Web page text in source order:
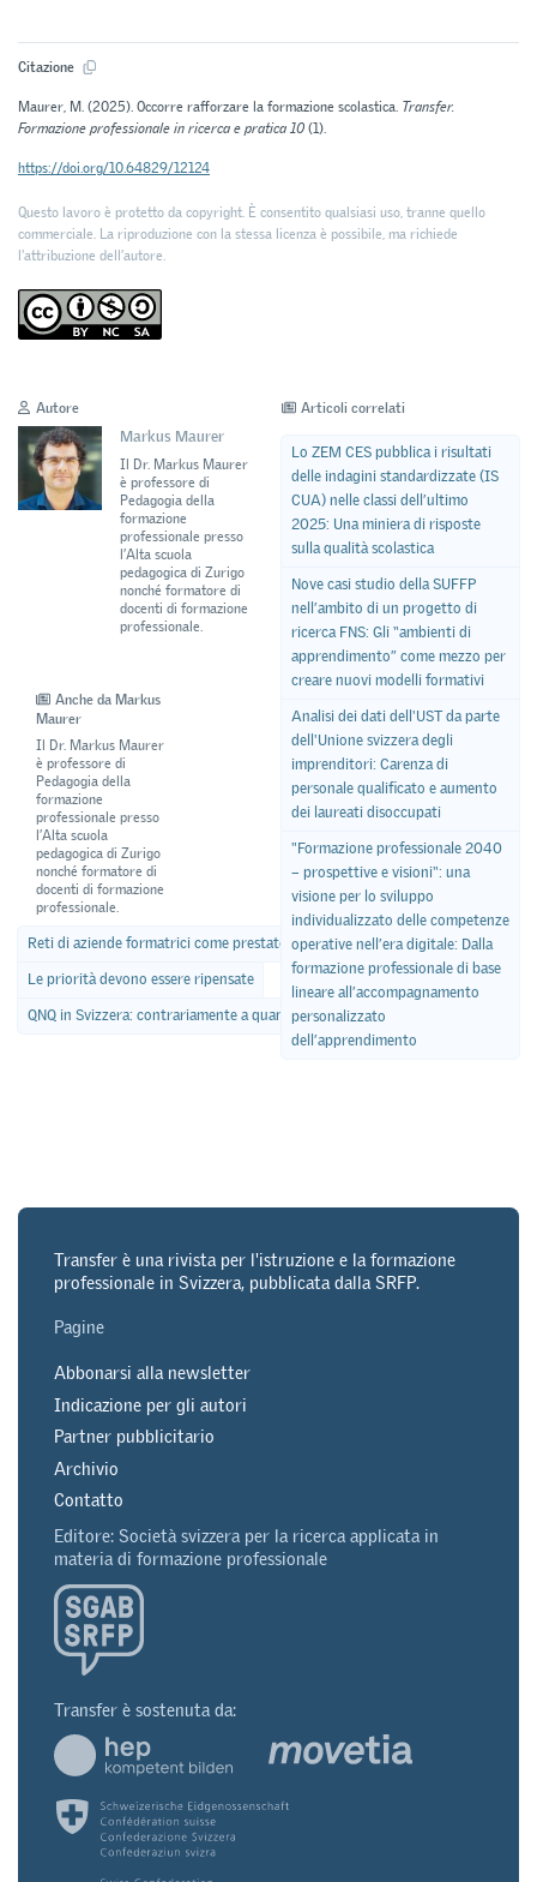
Citazione
Maurer, M. (2025). Occorre rafforzare la formazione scolastica. Transfer.
Formazione professionale in ricerca e pratica 10(1).
https://doi.org/10.64829/12124
Questo lavoro è protetto da copyright. È consentito qualsiasi uso, tranne quello
commerciale. La riproduzione con la stessa licenza è possibile, ma richiede
l'attribuzione dell’autore.
Autore
Markus Maurer
Il Dr. Markus Maurer
è professore di
Pedagogia della
formazione
professionale presso
l’Alta scuola
pedagogica di Zurigo
nonché formatore di
docenti di formazione
professionale.
Anche da Markus
Maurer
Il Dr. Markus Maurer
è professore di
Pedagogia della
formazione
professionale presso
l’Alta scuola
pedagogica di Zurigo
nonché formatore di
docenti di formazione
professionale.
Reti di aziende formatrici come prestatori di servizi
Le priorità devono essere ripensate
QNQ in Svizzera: contrariamente a quanto si crede è in realtà un successo?
Articoli correlati
Lo ZEM CES pubblica i risultati
delle indagini standardizzate (IS
CUA) nelle classi dell’ultimo
2025: Una miniera di risposte
sulla qualità scolastica
Nove casi studio della SUFFP
nell’ambito di un progetto di
ricerca FNS: Gli “ambienti di
apprendimento” come mezzo per
creare nuovi modelli formativi
Analisi dei dati dell'UST da parte
dell'Unione svizzera degli
imprenditori: Carenza di
personale qualificato e aumento
dei laureati disoccupati
"Formazione professionale 2040
– prospettive e visioni": una
visione per lo sviluppo
individualizzato delle competenze
operative nell’era digitale: Dalla
formazione professionale di base
lineare all’accompagnamento
personalizzato
dell’apprendimento
Transfer è una rivista per l'istruzione e la formazione
professionale in Svizzera, pubblicata dalla SRFP.
Pagine
Abbonarsi alla newsletter
Indicazione per gli autori
Partner pubblicitario
Archivio
Contatto
Editore: Società svizzera per la ricerca applicata in
materia di formazione professionale
Transfer è sostenuta da: